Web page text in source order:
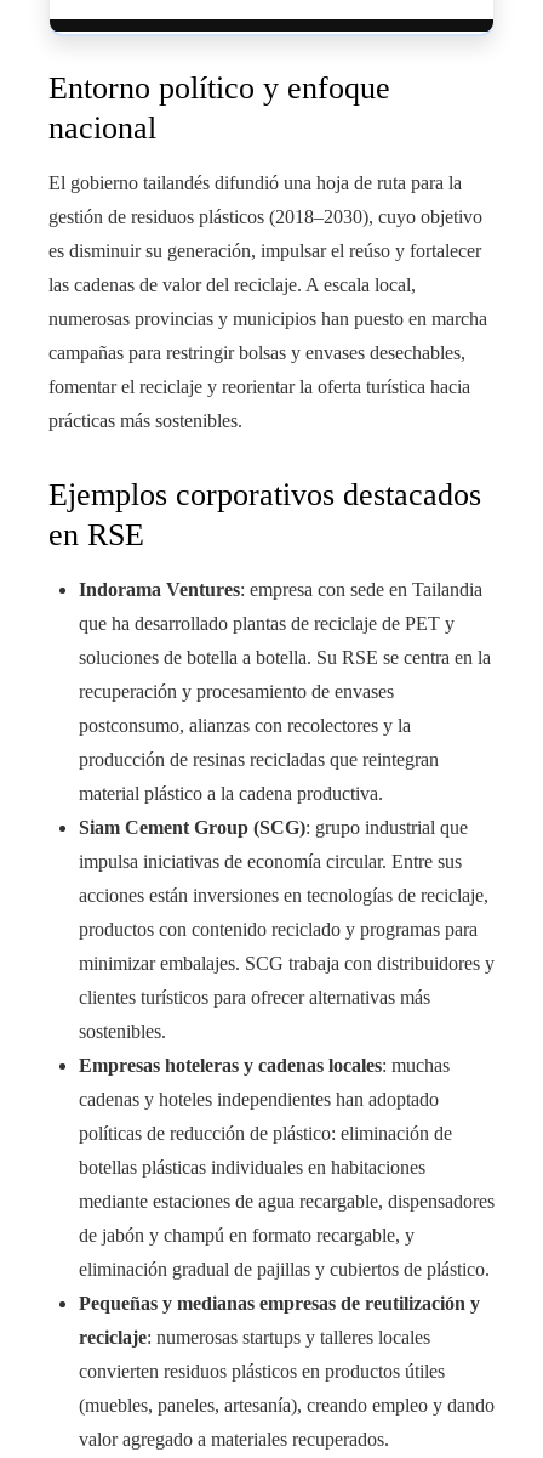
Entorno político y enfoque
nacional
El gobierno tailandés difundió una hoja de ruta para la
gestión de residuos plásticos (2018–2030), cuyo objetivo
es disminuir su generación, impulsar el reúso y fortalecer
las cadenas de valor del reciclaje. A escala local,
numerosas provincias y municipios han puesto en marcha
campañas para restringir bolsas y envases desechables,
fomentar el reciclaje y reorientar la oferta turística hacia
prácticas más sostenibles.
Ejemplos corporativos destacados
en RSE
Indorama Ventures: empresa con sede en Tailandia
que ha desarrollado plantas de reciclaje de PET y
soluciones de botella a botella. Su RSE se centra en la
recuperación y procesamiento de envases
postconsumo, alianzas con recolectores y la
producción de resinas recicladas que reintegran
material plástico a la cadena productiva.
Siam Cement Group (SCG): grupo industrial que
impulsa iniciativas de economía circular. Entre sus
acciones están inversiones en tecnologías de reciclaje,
productos con contenido reciclado y programas para
minimizar embalajes. SCG trabaja con distribuidores y
clientes turísticos para ofrecer alternativas más
sostenibles.
Empresas hoteleras y cadenas locales: muchas
cadenas y hoteles independientes han adoptado
políticas de reducción de plástico: eliminación de
botellas plásticas individuales en habitaciones
mediante estaciones de agua recargable, dispensadores
de jabón y champú en formato recargable, y
eliminación gradual de pajillas y cubiertos de plástico.
Pequeñas y medianas empresas de reutilización y
reciclaje: numerosas startups y talleres locales
convierten residuos plásticos en productos útiles
(muebles, paneles, artesanía), creando empleo y dando
valor agregado a materiales recuperados.